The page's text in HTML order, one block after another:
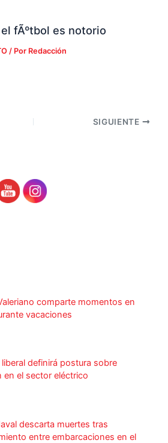
fÃºtbol es notorio
/ Por Redacción
SIGUIENTE
comparte momentos en
vacaciones
liberal definirá postura sobre
en el sector eléctrico
descarta muertes tras
entre embarcaciones en el